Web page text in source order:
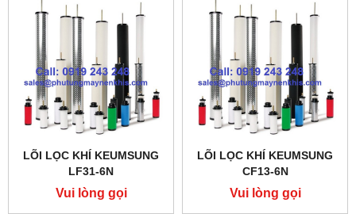
LÕI LỌC KHÍ KEUMSUNG
LF31-6N
Vui lòng gọi
LÕI LỌC KHÍ KEUMSUNG
CF13-6N
Vui lòng gọi